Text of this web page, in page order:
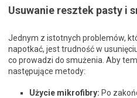
Usuwanie resztek pasty i
Jednym z istotnych problemów,
napotkać, jest trudność w
co prowadzi do smużenia. Aby
następujące metody:
Użycie mikrofibry: Po